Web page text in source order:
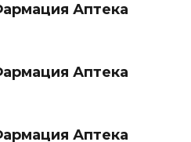
Аптека
Аптека
Аптека